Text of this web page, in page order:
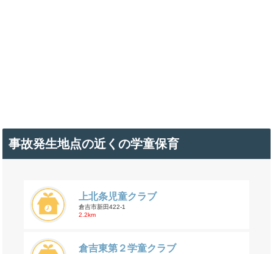
事故発生地点の近くの学童保育
上北条児童クラブ
倉吉市新田422-1
2.2km
倉吉東第２学童クラブ